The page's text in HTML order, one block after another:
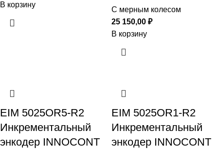
В корзину
С мерным колесом
25 150,00 ₽
В корзину
EIM 5025OR5-R2
Инкрементальный
энкодер INNOCONT
EIM 5025OR1-R2
Инкрементальный
энкодер INNOCONT